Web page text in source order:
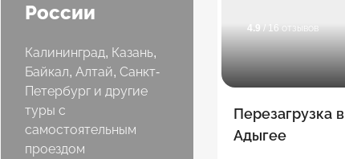
России
Калининград, Казань,
Байкал, Алтай, Санкт-
Петербург и другие
туры с
самостоятельным
проездом
4.9 / 16 отзывов
Перезагрузка в
Адыгее